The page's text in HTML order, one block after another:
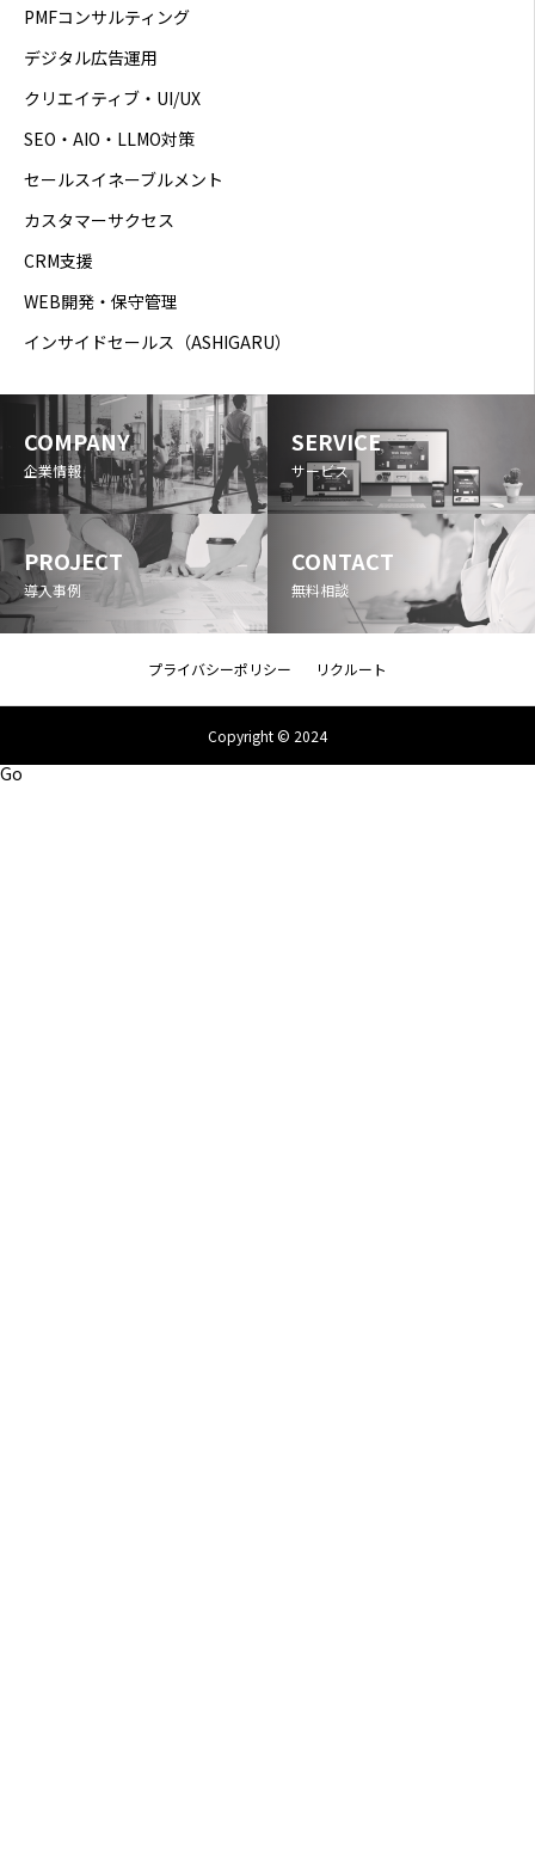
PMFコンサルティング
デジタル広告運用
クリエイティブ・UI/UX
SEO・AIO・LLMO対策
セールスイネーブルメント
カスタマーサクセス
CRM支援
WEB開発・保守管理
インサイドセールス（ASHIGARU）
COMPANY
企業情報
SERVICE
サービス
PROJECT
導入事例
CONTACT
無料相談
プライバシーポリシー リクルート
Copyright © 2024
Go